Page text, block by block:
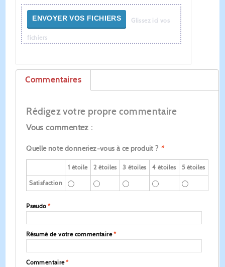
ENVOYER VOS FICHIERS Glissez ici vos
fichiers
Commentaires
Rédigez votre propre commentaire
Vous commentez :
Quelle note donneriez-vous à ce produit ? *
1 étoile 2 étoiles 3 étoiles 4 étoiles 5 étoiles
Satisfaction
*
Pseudo
*
Résumé de votre commentaire
*
Commentaire